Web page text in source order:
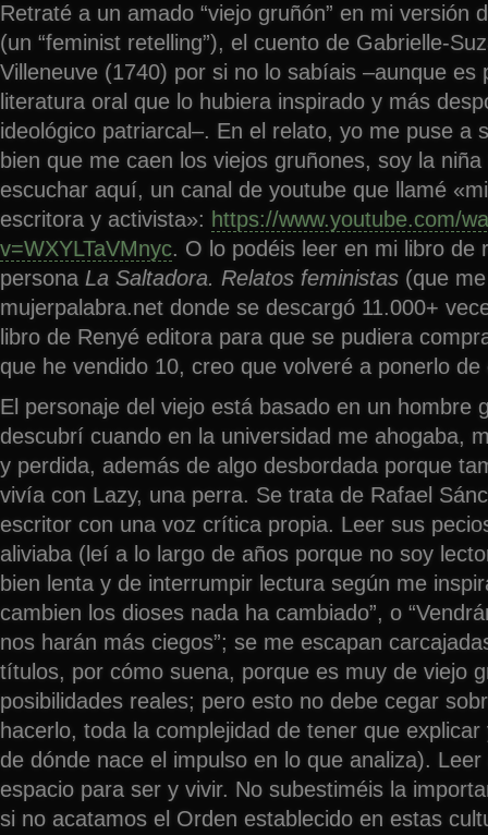
Retraté a un amado “viejo gruñón” en mi versión
(un “feminist retelling”), el cuento de Gabrielle-
Villeneuve (1740) por si no lo sabíais –aunque es
literatura oral que lo hubiera inspirado y más
ideológico patriarcal–. En el relato, yo me puse a
bien que me caen los viejos gruñones, soy la
escuchar aquí, un canal de youtube que llamé
escritora y activista»: https://www.youtube.com/
v=WXYLTaVMnyc. O lo podéis leer en mi libro de
persona La Saltadora. Relatos feministas (que
mujerpalabra.net donde se descargó 11.000+
libro de Renyé editora para que se pudiera
que he vendido 10, creo que volveré a ponerlo
El personaje del viejo está basado en un hombre
descubrí cuando en la universidad me ahogaba,
y perdida, además de algo desbordada porque
vivía con Lazy, una perra. Se trata de Rafael
escritor con una voz crítica propia. Leer sus
aliviaba (leí a lo largo de años porque no soy
bien lenta y de interrumpir lectura según me
cambien los dioses nada ha cambiado”, o
nos harán más ciegos”; se me escapan
títulos, por cómo suena, porque es muy de viejo
posibilidades reales; pero esto no debe cegar
hacerlo, toda la complejidad de tener que
de dónde nace el impulso en lo que analiza).
espacio para ser y vivir. No subestiméis la
si no acatamos el Orden establecido en estas